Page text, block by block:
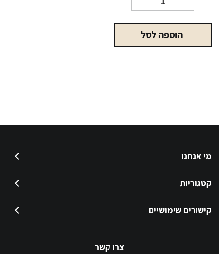
של
ליקר
בייליסהוספה לסל
מי אנחנו
קטגוריות
קישורים שימושיים
צרו קשר